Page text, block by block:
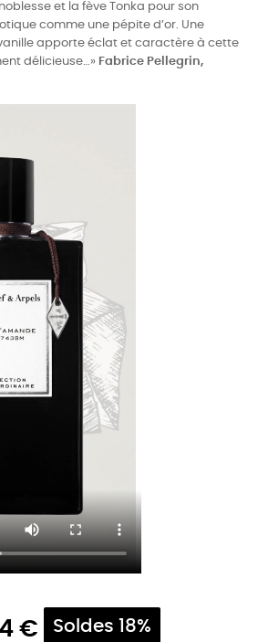
et la fève Tonka pour son
comme une pépite d’or. Une
apporte éclat et caractère à cette
délicieuse…» Fabrice Pellegrin,
€ Soldes 18%